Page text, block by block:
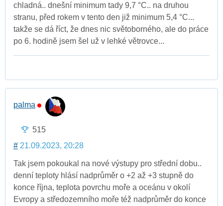
chladná.. dnešní minimum tady 9,7 °C.. na druhou
stranu, před rokem v tento den již minimum 5,4 °C...
takže se dá říct, že dnes nic světoborného, ale do práce
po 6. hodině jsem šel už v lehké větrovce...
palma
515
# 21.09.2023, 20:28
Tak jsem pokoukal na nové výstupy pro střední dobu..
denní teploty hlásí nadprůměr o +2 až +3 stupně do
konce října, teplota povrchu moře a oceánu v okolí
Evropy a středozemního moře též nadprůměr do konce